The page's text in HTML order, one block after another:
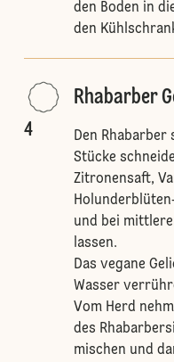
den Boden in
den
4
Rhabarber
Den Rhabarber
Stücke
Zitronensaft,
und bei
lassen.
Das vegane
Wasser
Vom Herd
des
mischen und